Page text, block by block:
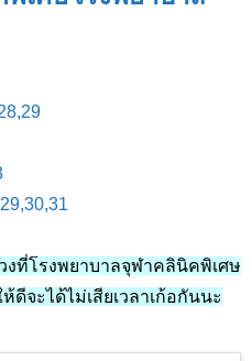
งที่โรงพยาบาลจุฬาคลินิคพิเศษ
จะได้ไม่เสียเวลาเก้อกันนะ